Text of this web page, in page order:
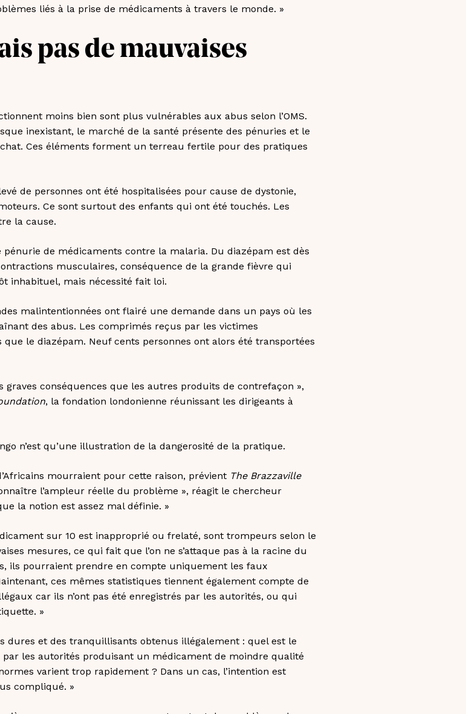
liés à la prise de médicaments à travers le monde. »
pas de mauvaises
moins bien sont plus vulnérables aux abus selon l’OMS.
inexistant, le marché de la santé présente des pénuries et le
Ces éléments forment un terreau fertile pour des pratiques
de personnes ont été hospitalisées pour cause de dystonie,
Ce sont surtout des enfants qui ont été touchés. Les
la cause.
de médicaments contre la malaria. Du diazépam est dès
musculaires, conséquence de la grande fièvre qui
inhabituel, mais nécessité fait loi.
malintentionnées ont flairé une demande dans un pays où les
des abus. Les comprimés reçus par les victimes
le diazépam. Neuf cents personnes ont alors été transportées
conséquences que les autres produits de contrefaçon »,
, la fondation londonienne réunissant les dirigeants à
n’est qu’une illustration de la dangerosité de la pratique.
mourraient pour cette raison, prévient The Brazzaville
l’ampleur réelle du problème », réagit le chercheur
la notion est assez mal définie. »
sur 10 est inapproprié ou frelaté, sont trompeurs selon le
mesures, ce qui fait que l’on ne s’attaque pas à la racine du
ils pourraient prendre en compte uniquement les faux
ces mêmes statistiques tiennent également compte de
car ils n’ont pas été enregistrés par les autorités, ou qui
»
dures et des tranquillisants obtenus illégalement : quel est le
les autorités produisant un médicament de moindre qualité
varient trop rapidement ? Dans un cas, l’intention est
compliqué. »